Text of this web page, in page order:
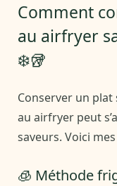
Comment
au airfryer
❄️🥡
Conserver un
au airfryer peut
saveurs. Voici
🧊 Méthode